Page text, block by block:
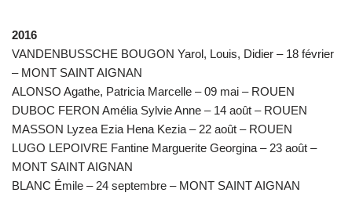
2016
VANDENBUSSCHE BOUGON Yarol, Louis, Didier – 18 février
– MONT SAINT AIGNAN
ALONSO Agathe, Patricia Marcelle – 09 mai – ROUEN
DUBOC FERON Amélia Sylvie Anne – 14 août – ROUEN
MASSON Lyzea Ezia Hena Kezia – 22 août – ROUEN
LUGO LEPOIVRE Fantine Marguerite Georgina – 23 août –
MONT SAINT AIGNAN
BLANC Émile – 24 septembre – MONT SAINT AIGNAN